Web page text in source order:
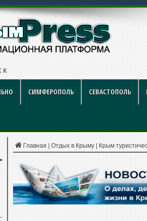
Энгельса в 2026 году: полный
СИМФЕРОПОЛЬ СЕВАСТОПОЛЬ
Главная Отдых в Крыму Крым